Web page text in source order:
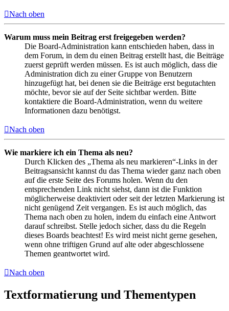
Nach oben
Warum muss mein Beitrag erst freigegeben werden?
Die Board-Administration kann entschieden haben, dass in
dem Forum, in dem du einen Beitrag erstellt hast, die Beiträge
zuerst geprüft werden müssen. Es ist auch möglich, dass die
Administration dich zu einer Gruppe von Benutzern
hinzugefügt hat, bei denen sie die Beiträge erst begutachten
möchte, bevor sie auf der Seite sichtbar werden. Bitte
kontaktiere die Board-Administration, wenn du weitere
Informationen dazu benötigst.
Nach oben
Wie markiere ich ein Thema als neu?
Durch Klicken des „Thema als neu markieren“-Links in der
Beitragsansicht kannst du das Thema wieder ganz nach oben
auf die erste Seite des Forums holen. Wenn du den
entsprechenden Link nicht siehst, dann ist die Funktion
möglicherweise deaktiviert oder seit der letzten Markierung ist
nicht genügend Zeit vergangen. Es ist auch möglich, das
Thema nach oben zu holen, indem du einfach eine Antwort
darauf schreibst. Stelle jedoch sicher, dass du die Regeln
dieses Boards beachtest! Es wird meist nicht gerne gesehen,
wenn ohne triftigen Grund auf alte oder abgeschlossene
Themen geantwortet wird.
Nach oben
Textformatierung und Thementypen